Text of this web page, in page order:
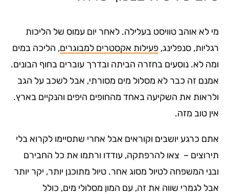
מי לא אוהב טוויסט בעלילה. לאחר יום עמוס של הליכות
רגליות, סנפלינג,פעילות אקסטרים למבוגרים, הליכה במים
ומה לא. נוסעים בחזרה הביתה ובדרך עוברים בחוף הבונים.
אמנם זה כבר לא מסלול מים מסורתי, אבל לשכב על הגב
ולראות את השקיעה באחד מהחופים היפים והנקיים בארץ.
אין טוב מזה.
אתם כרגע יושבים וקוראים אבל אחרי שתסיימו לקרוא בלי
תירוצים – צאו להרפתקה, עודדו ורתמו את כל החבירם
ובני המשפחה לטיול מסוג אחר. טיול מתוכנן יותר, יקר יותר
אבל לגמרי שווה את זה, עם המון מסלולי מים, כולל